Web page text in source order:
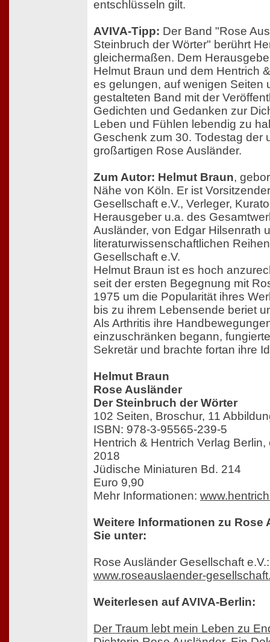
entschlüsseln gilt.
AVIVA-Tipp: Der Band "Rose
Steinbruch der Wörter" berührt
gleichermaßen. Dem
Helmut Braun und dem Hentrich
es gelungen, auf wenigen Seiten
gestalteten Band mit der
Gedichten und Gedanken zur
Leben und Fühlen lebendig zu
Geschenk zum 30. Todestag der
großartigen Rose Ausländer.
Zum Autor: Helmut Braun,
Nähe von Köln. Er ist
Gesellschaft e.V., Verleger,
Herausgeber u.a. des
Ausländer, von Edgar Hilsenrath
literaturwissenschaftlichen
Gesellschaft e.V.
Helmut Braun ist es hoch
seit der ersten Begegnung mit
1975 um die Popularität ihres
bis zu ihrem Lebensende beriet
Als Arthritis ihre
einzuschränken begann,
Sekretär und brachte fortan ihre
Helmut Braun
Rose Ausländer
Der Steinbruch der Wörter
102 Seiten, Broschur, 11
ISBN: 978-3-95565-239-5
Hentrich & Hentrich Verlag
2018
Jüdische Miniaturen Bd. 214
Euro 9,90
Mehr Informationen:
Weitere Informationen zu Rose
Sie unter:
Rose Ausländer Gesellschaft e.V.:
www.roseauslaender-
Weiterlesen auf AVIVA-Berlin:
Der Traum lebt mein Leben zu